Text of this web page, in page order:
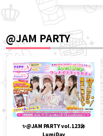
@JAM PARTY
✨@JAM PARTY vol.123🎤
LumiDay